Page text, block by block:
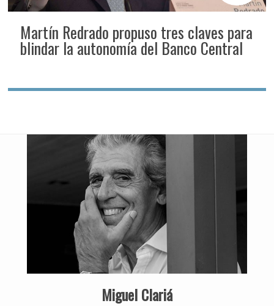
Martín Redrado propuso tres claves para
blindar la autonomía del Banco Central
Miguel Clariá